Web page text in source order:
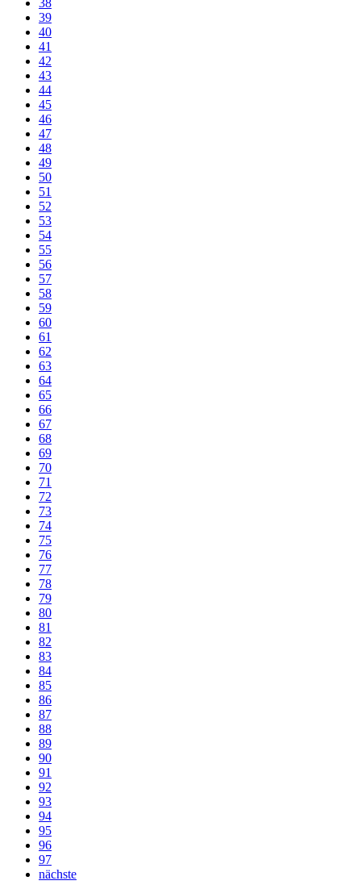
38
39
40
41
42
43
44
45
46
47
48
49
50
51
52
53
54
55
56
57
58
59
60
61
62
63
64
65
66
67
68
69
70
71
72
73
74
75
76
77
78
79
80
81
82
83
84
85
86
87
88
89
90
91
92
93
94
95
96
97
nächste